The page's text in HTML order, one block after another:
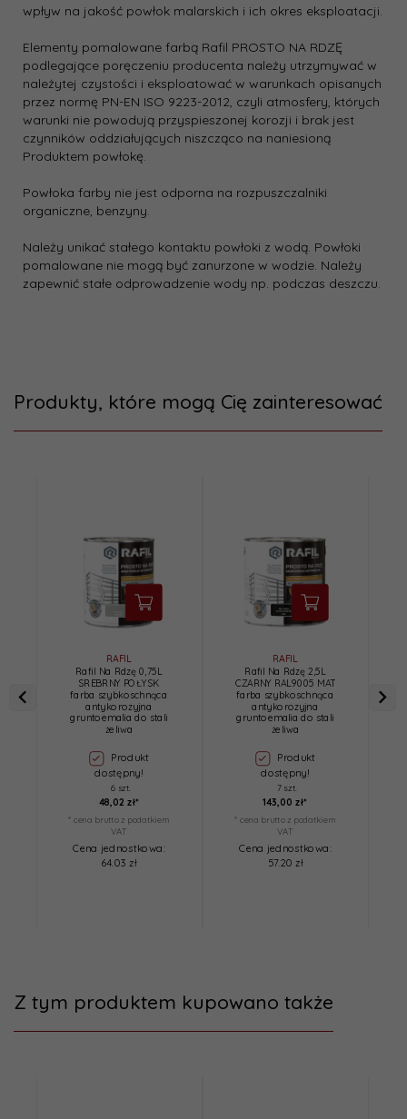
wpływ na jakość powłok malarskich i ich okres eksploatacji.
Elementy pomalowane farbą Rafil PROSTO NA RDZĘ
podlegające poręczeniu producenta należy utrzymywać w
należytej czystości i eksploatować w warunkach opisanych
przez normę PN-EN ISO 9223-2012, czyli atmosfery, których
warunki nie powodują przyspieszonej korozji i brak jest
czynników oddziałujących niszcząco na naniesioną
Produktem powłokę.
Powłoka farby nie jest odporna na rozpuszczalniki
organiczne, benzyny.
Należy unikać stałego kontaktu powłoki z wodą. Powłoki
pomalowane nie mogą być zanurzone w wodzie. Należy
zapewnić stałe odprowadzenie wody np. podczas deszczu.
Produkty, które mogą Cię zainteresować
RAFIL
Rafil Na Rdzę 0,75L
SREBRNY POŁYSK
farba szybkoschnąca
antykorozyjna
gruntoemalia do stali
żeliwa
Produkt
dostępny!
6 szt.
48,02 zł*
* cena brutto z podatkiem
VAT
Cena jednostkowa:
64.03 zł
RAFIL
Rafil Na Rdzę 2,5L
CZARNY RAL9005 MAT
farba szybkoschnąca
antykorozyjna
gruntoemalia do stali
żeliwa
Produkt
dostępny!
7 szt.
143,00 zł*
* cena brutto z podatkiem
VAT
Cena jednostkowa:
57.20 zł
Z tym produktem kupowano także